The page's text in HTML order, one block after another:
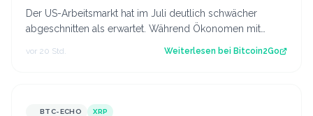
Der US-Arbeitsmarkt hat im Juli deutlich schwächer
abgeschnitten als erwartet. Während Ökonomen mit
vor 20 Std. Weiterlesen bei Bitcoin2Go
BTC-ECHO XRP